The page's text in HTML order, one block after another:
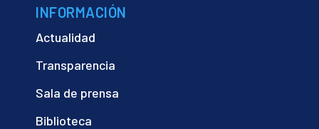
INFORMACIÓN
Actualidad
Transparencia
Sala de prensa
Biblioteca